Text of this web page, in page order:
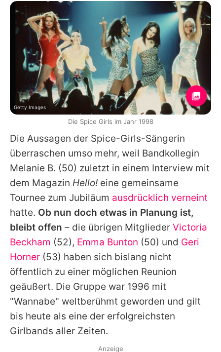
Die Aussagen der Spice-Girls-Sängerin
überraschen umso mehr, weil Bandkollegin
Melanie B. (50) zuletzt in einem Interview mit
dem Magazin Hello! eine gemeinsame
Tournee zum Jubiläum ausdrücklich verneint
hatte. Ob nun doch etwas in Planung ist,
bleibt offen – die übrigen Mitglieder Victoria
Beckham (52), Emma Bunton (50) und Geri
Horner (53) haben sich bislang nicht
öffentlich zu einer möglichen Reunion
geäußert. Die Gruppe war 1996 mit
"Wannabe" weltberühmt geworden und gilt
bis heute als eine der erfolgreichsten
Girlbands aller Zeiten.
Getty Images
Die Spice Girls im Jahr 1998
Anzeige